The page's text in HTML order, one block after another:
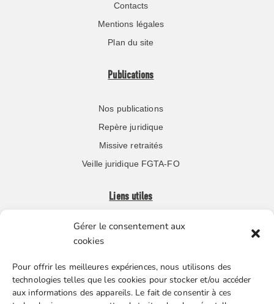
Gérer le consentement aux
cookies
Pour offrir les meilleures expériences, nous utilisons des
technologies telles que les cookies pour stocker et/ou accéder
aux informations des appareils. Le fait de consentir à ces
Contacts
Mentions légales
Plan du site
Publications
Nos publications
Repère juridique
Missive retraités
Veille juridique FGTA-FO
Liens utiles
Boutique en ligne
Nos partenaires
Gestion des cookies